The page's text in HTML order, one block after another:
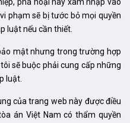
phạm sẽ bị tước bỏ mọi quyền
luật nếu cần thiết.
mật nhưng trong trường hợp
sẽ buộc phải cung cấp những
luật.
của trang web này được điều
án Việt Nam có thẩm quyền